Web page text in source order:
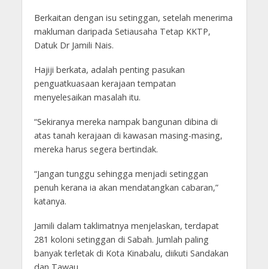
Berkaitan dengan isu setinggan, setelah menerima
makluman daripada Setiausaha Tetap KKTP,
Datuk Dr Jamili Nais.
Hajiji berkata, adalah penting pasukan
penguatkuasaan kerajaan tempatan
menyelesaikan masalah itu.
“Sekiranya mereka nampak bangunan dibina di
atas tanah kerajaan di kawasan masing-masing,
mereka harus segera bertindak.
“Jangan tunggu sehingga menjadi setinggan
penuh kerana ia akan mendatangkan cabaran,”
katanya.
Jamili dalam taklimatnya menjelaskan, terdapat
281 koloni setinggan di Sabah. Jumlah paling
banyak terletak di Kota Kinabalu, diikuti Sandakan